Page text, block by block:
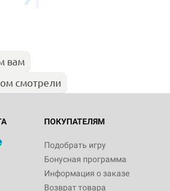
вам
смотрели
ПОКУПАТЕЛЯМ
Подобрать игру
Бонусная программа
Информация о заказе
Возврат товара